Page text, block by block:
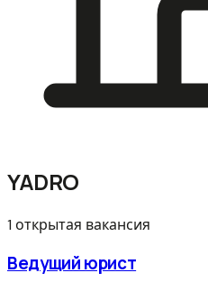
YADRO
1 открытая вакансия
Ведущий юрист